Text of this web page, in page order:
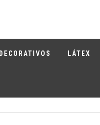
DECORATIVOS LÁTEX